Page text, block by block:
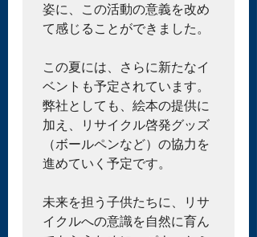
姿に、この活動の意義を改め
て感じることができました。
この夏には、さらに新たなイ
ベントも予定されています。
弊社としても、絵本の提供に
加え、リサイクル啓発グッズ
（ボールペンなど）の協力を
進めていく予定です。
未来を担う子供たちに、リサ
イクルへの意識を自然に育ん